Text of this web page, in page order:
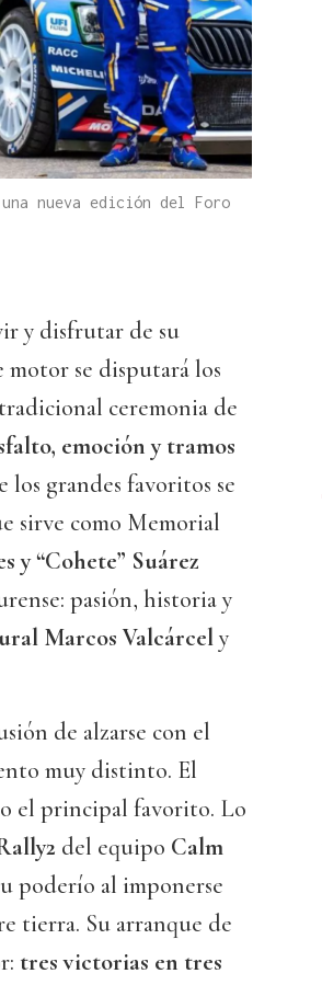
nueva edición del Foro
y disfrutar de su
motor se disputará los
ceremonia de
emoción y tramos
los grandes favoritos se
sirve como Memorial
y “Cohete” Suárez
pasión, historia y
Marcos Valcárcely
de alzarse con el
muy distinto. El
el principal favorito. Lo
del equipo Calm
poderío al imponerse
tierra. Su arranque de
tres victorias en tres